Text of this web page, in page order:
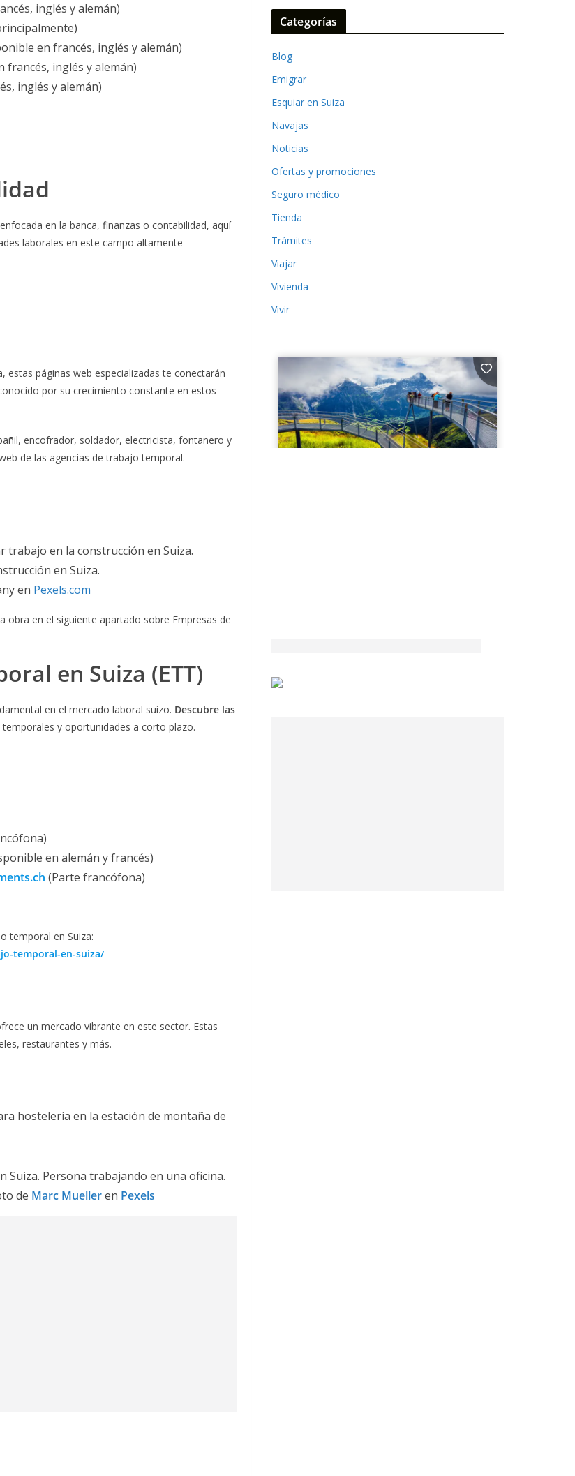
inglés y alemán)
en francés, inglés y alemán)
francés, inglés y alemán)
inglés y alemán)
en la banca, finanzas o contabilidad, aquí
laborales en este campo altamente
estas páginas web especializadas te conectarán
por su crecimiento constante en estos
encofrador, soldador, electricista, fontanero y
de las agencias de trabajo temporal.
en Suiza.
en Pexels.com
obra en el siguiente apartado sobre Empresas de
en Suiza (ETT)
en el mercado laboral suizo. Descubre las
y oportunidades a corto plazo.
en alemán y francés)
(Parte francófona)
temporal en Suiza:
temporal-en-suiza/
un mercado vibrante en este sector. Estas
restaurantes y más.
hostelería en la estación de montaña de
de Marc Muelleren Pexels
Categorías
Blog
Emigrar
Esquiar en Suiza
Navajas
Noticias
Ofertas y promociones
Seguro médico
Tienda
Trámites
Viajar
Vivienda
Vivir